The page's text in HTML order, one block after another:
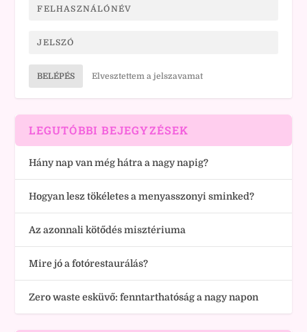
BELÉPÉS Elvesztettem a jelszavamat
LEGUTÓBBI BEJEGYZÉSEK
Hány nap van még hátra a nagy napig?
Hogyan lesz tökéletes a menyasszonyi sminked?
Az azonnali kötődés misztériuma
Mire jó a fotórestaurálás?
Zero waste esküvő: fenntarthatóság a nagy napon